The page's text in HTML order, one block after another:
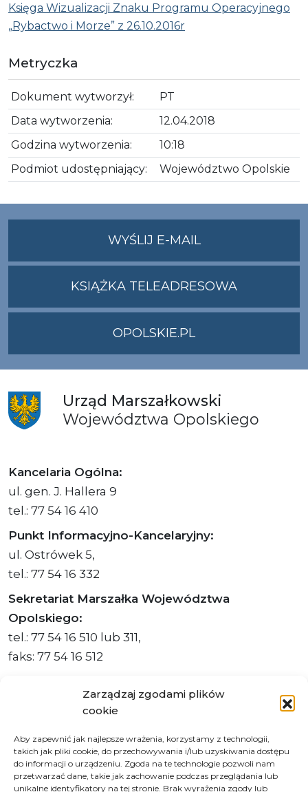
Zarządzaj zgodami plików
cookie
Aby zapewnić jak najlepsze wrażenia, korzystamy z technologii,
takich jak pliki cookie, do przechowywania i/lub uzyskiwania dostępu
do informacji o urządzeniu. Zgoda na te technologie pozwoli nam
przetwarzać dane, takie jak zachowanie podczas przeglądania lub
unikalne identyfikatory na tej stronie. Brak wyrażenia zgody lub
Księga Wizualizacji Znaku Programu Operacyjnego
„Rybactwo i Morze” z 26.10.2016r
Metryczka
Dokument wytworzył:
PT
Data wytworzenia:
12.04.2018
Godzina wytworzenia:
10:18
Podmiot udostępniający:
Województwo Opolskie
WYŚLIJ E-MAILNA
ADRES
KSIĄŻKA TELEADRESOWA
OPOLSKIE.PL
Urząd Marszałkowski
Województwa Opolskiego
Kancelaria Ogólna:
ul. gen. J. Hallera 9
tel.: 77 54 16 410
Punkt Informacyjno-Kancelaryjny:
ul. Ostrówek 5,
tel.: 77 54 16 332
Sekretariat Marszałka Województwa
Opolskiego:
tel.: 77 54 16 510 lub 311,
faks: 77 54 16 512
Adres do e-Doręczeń
Urzędu: AE:PL-66703-73759-IGTUV-14